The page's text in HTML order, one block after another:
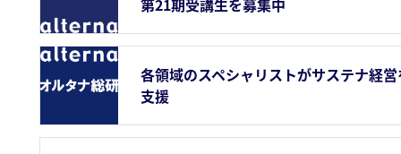
第21期受講生を募集中
各領域のスペシャリストがサステナ経
支援